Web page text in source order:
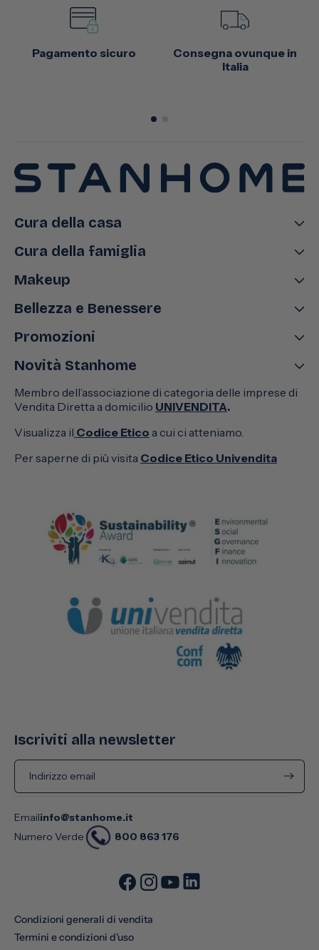
Pagamento sicuro
Consegna ovunque in
Italia
Cura della casa
Cura della famiglia
Makeup
Bellezza e Benessere
Promozioni
Novità Stanhome
Membro dell’associazione di categoria delle imprese di
Vendita Diretta a domicilio UNIVENDITA.
Visualizza il Codice Etico a cui ci atteniamo.
Per saperne di più visita Codice Etico Univendita
Iscriviti alla newsletter
Indirizzo email
Emailinfo@stanhome.it
Numero Verde
800 863 176
Condizioni generali di vendita
Termini e condizioni d'uso